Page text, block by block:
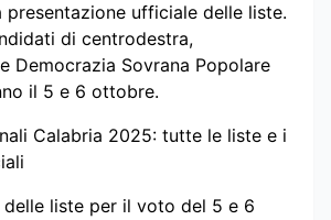
presentazione ufficiale delle liste.
di centrodestra,
Democrazia Sovrana Popolare
il 5 e 6 ottobre.
Calabria 2025: tutte le liste e i
delle liste per il voto del 5 e 6